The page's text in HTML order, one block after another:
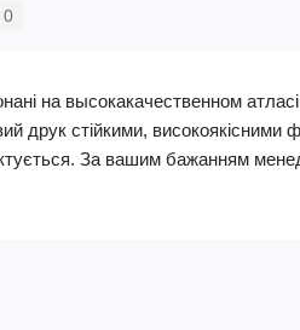
0
на высокакачественном
друк стійкими,
За вашим бажанням